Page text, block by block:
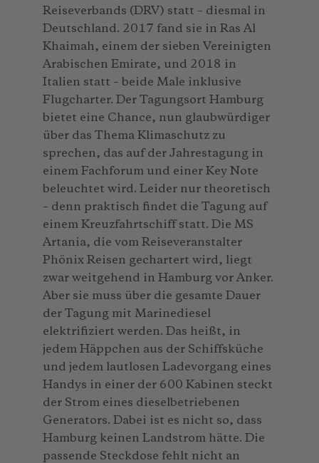
Reiseverbands (DRV) statt – diesmal in
Deutschland. 2017 fand sie in Ras Al
Khaimah, einem der sieben Vereinigten
Arabischen Emirate, und 2018 in
Italien statt – beide Male inklusive
Flugcharter. Der Tagungsort Hamburg
bietet eine Chance, nun glaubwürdiger
über das Thema Klimaschutz zu
sprechen, das auf der Jahrestagung in
einem Fachforum und einer Key Note
beleuchtet wird. Leider nur theoretisch
– denn praktisch findet die Tagung auf
einem Kreuzfahrtschiff statt. Die MS
Artania, die vom Reiseveranstalter
Phönix Reisen gechartert wird, liegt
zwar weitgehend in Hamburg vor Anker.
Aber sie muss über die gesamte Dauer
der Tagung mit Marinediesel
elektrifiziert werden. Das heißt, in
jedem Häppchen aus der Schiffsküche
und jedem lautlosen Ladevorgang eines
Handys in einer der 600 Kabinen steckt
der Strom eines dieselbetriebenen
Generators. Dabei ist es nicht so, dass
Hamburg keinen Landstrom hätte. Die
passende Steckdose fehlt nicht an